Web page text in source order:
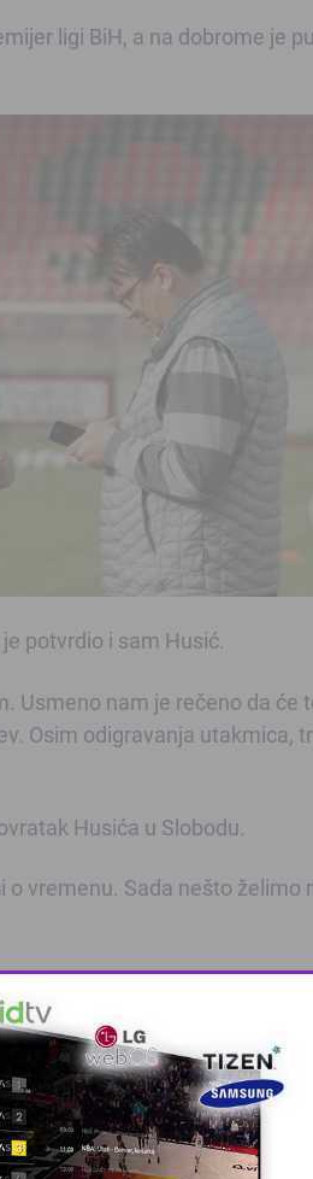
ligi BiH, a na dobrome je
potvrdio i sam Husić.
Usmeno nam je rečeno da će
Osim odigravanja utakmica,
Husića u Slobodu.
vremenu. Sada nešto želimo
finala Kupa BiH. Tim
Za Slogu je samo jedan
za Faktor Azmir Husić.